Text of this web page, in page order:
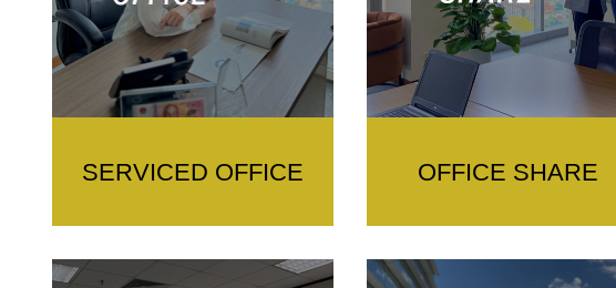
SERVICED OFFICE OFFICE SHARE